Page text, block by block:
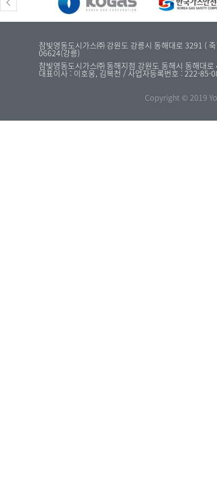
참빛영동도시가스㈜ 강원도 강릉시 동해대로 3291 (
06624(강릉)
참빛영동도시가스㈜ 동해지점 강원도 동해시 동해대
대표이사 : 이호웅, 김복천 / 사업자등록번호 : 222-85-
Copyright © 2019